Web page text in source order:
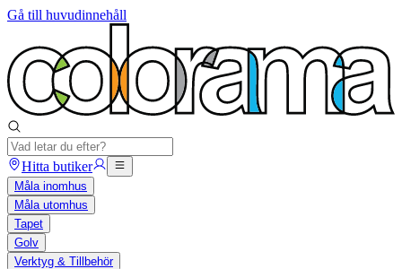
Gå till huvudinnehåll
Hitta butiker
Måla inomhus
Måla utomhus
Tapet
Golv
Verktyg & Tillbehör